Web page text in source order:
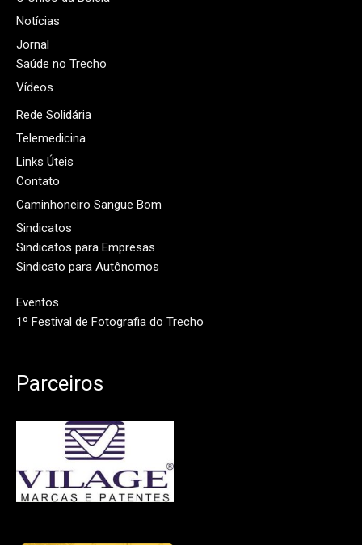
Notícias
Jornal
Saúde no Trecho
Vídeos
Rede Solidária
Telemedicina
Links Úteis
Contato
Caminhoneiro Sangue Bom
Sindicatos
Sindicatos para Empresas
Sindicato para Autônomos
Eventos
1º Festival de Fotografia do Trecho
Parceiros